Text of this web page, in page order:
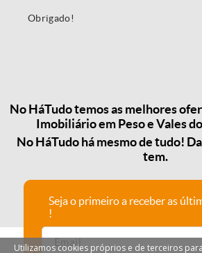
Obrigado!
No HáTudo temos as melhores
Imobiliário em Peso e Vales
No HáTudo há mesmo de tudo!
tem.
Seja o primeiro a receber as
!
Utilizamos cookies próprios e de terceiros